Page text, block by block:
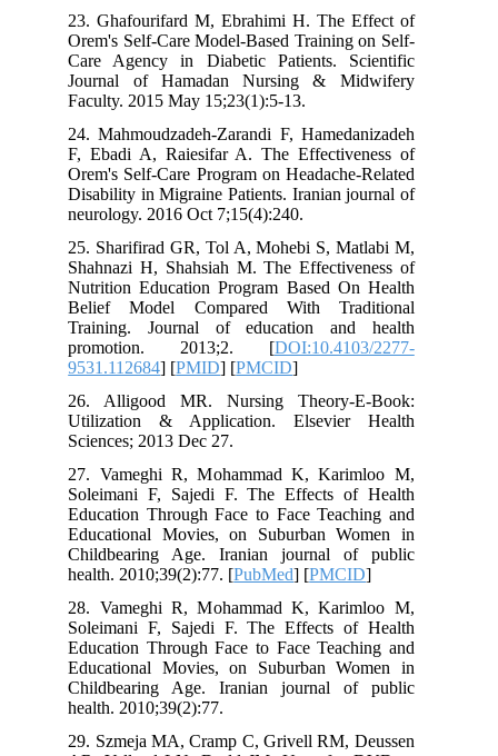
23. Ghafourifard M, Ebrahimi H. The
Orem's Self-Care Model-Based
Care Agency in Diabetic Patients.
Journal of Hamadan Nursing &
Faculty. 2015 May 15;23(1):5-13.
24. Mahmoudzadeh-Zarandi F,
F, Ebadi A, Raiesifar A. The
Orem's Self-Care Program on
Disability in Migraine Patients. Iranian
neurology. 2016 Oct 7;15(4):240.
25. Sharifirad GR, Tol A, Mohebi S,
Shahnazi H, Shahsiah M. The
Nutrition Education Program Based
Belief Model Compared With
Training. Journal of education
promotion. 2013;2. [
9531.112684
26. Alligood MR. Nursing Theory-
Utilization & Application.
Sciences; 2013 Dec 27.
27. Vameghi R, Mohammad K,
Soleimani F, Sajedi F. The Effects
Education Through Face to Face
Educational Movies, on Suburban
Childbearing Age. Iranian journal
health. 2010;39(2):77. [
28. Vameghi R, Mohammad K,
Soleimani F, Sajedi F. The Effects
Education Through Face to Face
Educational Movies, on Suburban
Childbearing Age. Iranian journal
health. 2010;39(2):77.
29. Szmeja MA, Cramp C, Grivell RM,